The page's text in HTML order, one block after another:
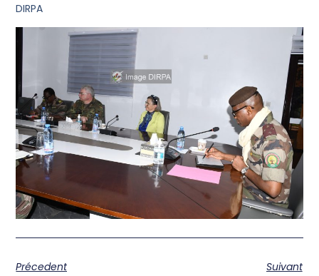
DIRPA
Précedent
Suivant